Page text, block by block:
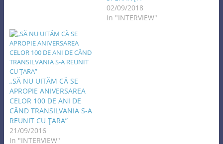
02/09/2018
In "INTERVIEW"
„SĂ NU UITĂM CĂ SE
APROPIE ANIVERSAREA
CELOR 100 DE ANI DE
CÂND TRANSILVANIA S-A
REUNIT CU ŢARA”
21/09/2016
In "INTERVIEW"